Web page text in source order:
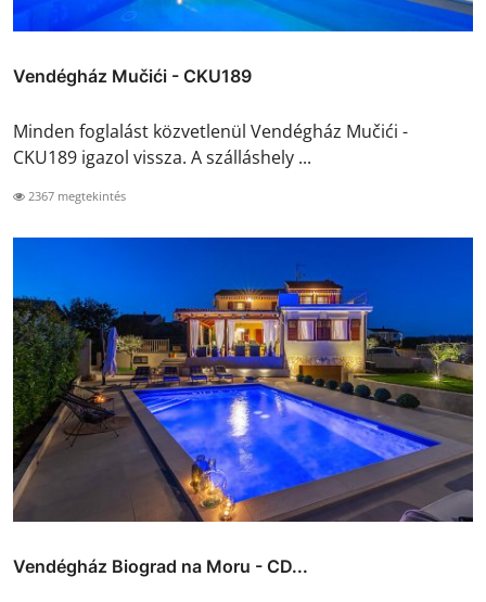
Vendégház Mučići - CKU189
Minden foglalást közvetlenül Vendégház Mučići -
CKU189 igazol vissza. A szálláshely ...
2367 megtekintés
Vendégház Biograd na Moru - CD...